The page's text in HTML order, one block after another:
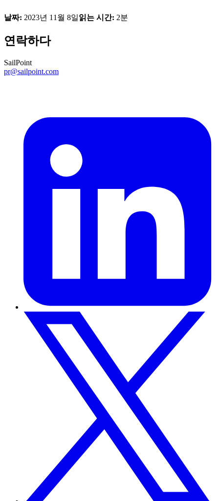
날짜: 2023년 11월 8일읽는 시간: 2분
연락하다
SailPoint
pr@sailpoint.com